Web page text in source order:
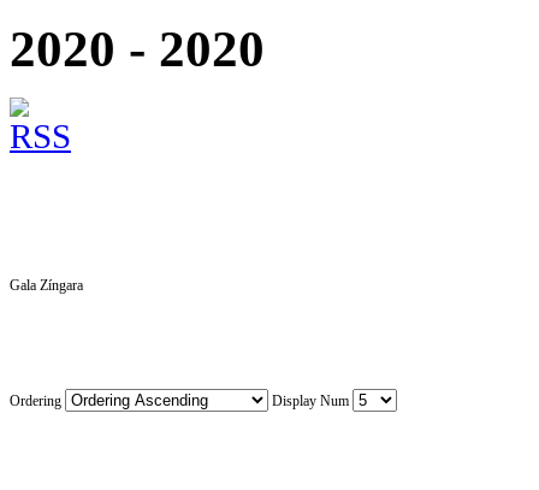
2020 - 2020
Gala Zíngara
Ordering Display Num